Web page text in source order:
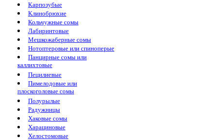
Карпозубые
Клинобрюхие
Кольчужные сомы
Лабиринтовые
Мешкожаберные сомы
Нотоптеровые или спиноперые
Панцирные сомы или
каллихтовые
Пецилиевые
Пимелодовые или
плоскоголовые сомы
Полурылые
Радужницы
Хаковые сомы
Харациновые
Хелостомовые